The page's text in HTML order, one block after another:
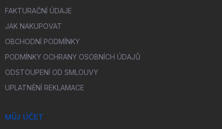
FAKTURAČNÍ ÚDAJE
JAK NAKUPOVAT
OBCHODNÍ PODMÍNKY
PODMÍNKY OCHRANY OSOBNÍCH ÚDAJŮ
ODSTOUPENÍ OD SMLOUVY
UPLATNĚNÍ REKLAMACE
MŮJ ÚČET